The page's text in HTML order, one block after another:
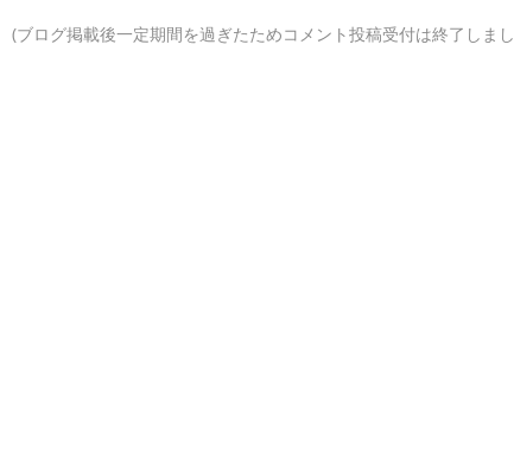
(ブログ掲載後一定期間を過ぎたためコメント投稿受付は終了しま